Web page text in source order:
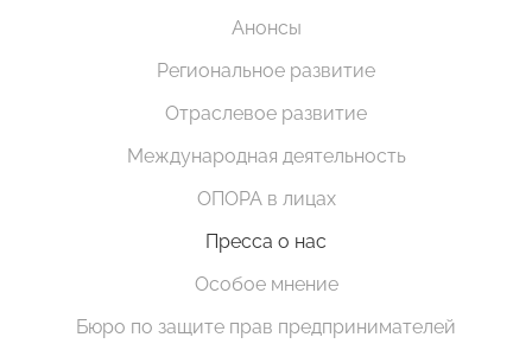
Анонсы
Региональное развитие
Отраслевое развитие
Международная деятельность
ОПОРА в лицах
Пресса о нас
Особое мнение
Бюро по защите прав предпринимателей